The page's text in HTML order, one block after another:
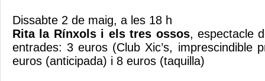
Dissabte 2 de maig, a les 18 h
Rita la Rínxols i els tres ossos, espectacle
entrades: 3 euros (Club Xic’s, imprescindible
euros (anticipada) i 8 euros (taquilla)